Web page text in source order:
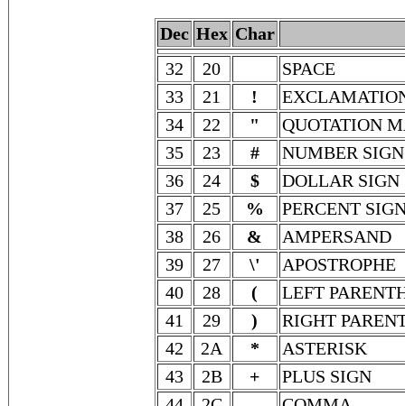
Dec Hex Char
32
20
SPACE
33
21 !
34
22 "
QUOTATION
35
23 #
NUMBER SIGN
36
24 $
DOLLAR SIGN
37
25 %
PERCENT
38
26 &
AMPERSAND
39
27 \'
APOSTROPHE
40
28 (
LEFT
41
29 )
RIGHT
42
2A *
ASTERISK
43
2B +
PLUS SIGN